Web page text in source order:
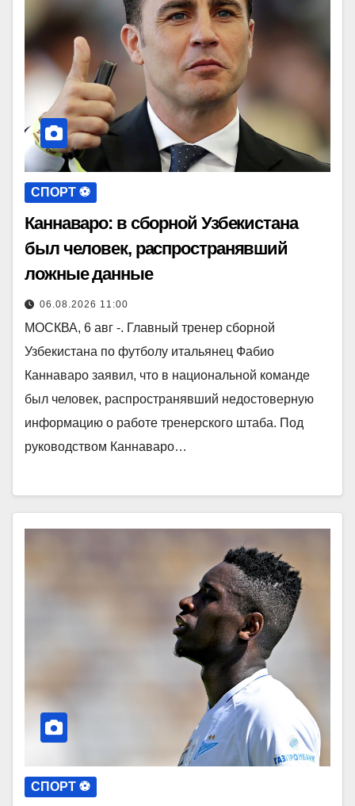
СПОРТ ⚽️
Каннаваро: в сборной Узбекистана
был человек, распространявший
ложные данные
06.08.2026 11:00
МОСКВА, 6 авг -. Главный тренер сборной
Узбекистана по футболу итальянец Фабио
Каннаваро заявил, что в национальной команде
был человек, распространявший недостоверную
информацию о работе тренерского штаба. Под
руководством Каннаваро…
СПОРТ ⚽️